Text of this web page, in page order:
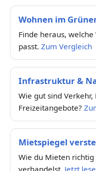
Wohnen im
Finde heraus,
passt. Zum Vergleich
Infrastruktur &
Wie gut sind
Freizeitangebote?
Mietspiegel
Wie du Mieten